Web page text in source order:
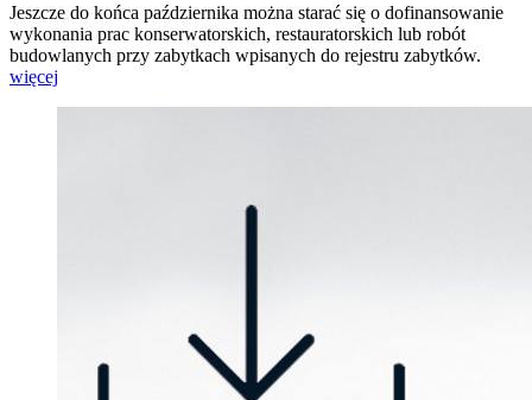
Jeszcze do końca października można starać się o dofinansowanie
wykonania prac konserwatorskich, restauratorskich lub robót
budowlanych przy zabytkach wpisanych do rejestru zabytków.
więcej